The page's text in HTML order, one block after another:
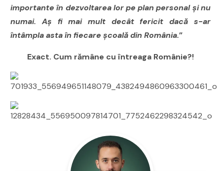
importante în dezvoltarea lor pe plan personal și nu
numai. Aș fi mai mult decât fericit dacă s-ar
întâmpla asta în fiecare școală din România.”
Exact. Cum rămâne cu întreaga Românie?!